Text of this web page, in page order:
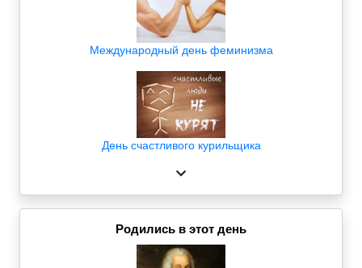
Международный день феминизма
День счастливого курильщика
Родились в этот день